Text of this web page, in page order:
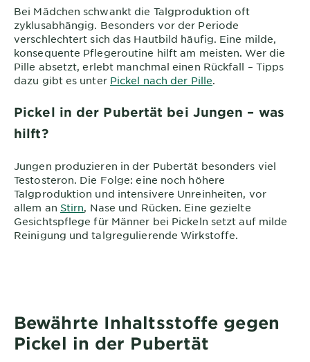
Bei Mädchen schwankt die Talgproduktion oft
zyklusabhängig. Besonders vor der Periode
verschlechtert sich das Hautbild häufig. Eine milde,
konsequente Pflegeroutine hilft am meisten. Wer die
Pille absetzt, erlebt manchmal einen Rückfall – Tipps
dazu gibt es unter Pickel nach der Pille.
Pickel in der Pubertät bei Jungen – was
hilft?
Jungen produzieren in der Pubertät besonders viel
Testosteron. Die Folge: eine noch höhere
Talgproduktion und intensivere Unreinheiten, vor
allem an Stirn, Nase und Rücken. Eine gezielte
Gesichtspflege für Männer bei Pickeln setzt auf milde
Reinigung und talgregulierende Wirkstoffe.
Bewährte Inhaltsstoffe gegen
Pickel in der Pubertät